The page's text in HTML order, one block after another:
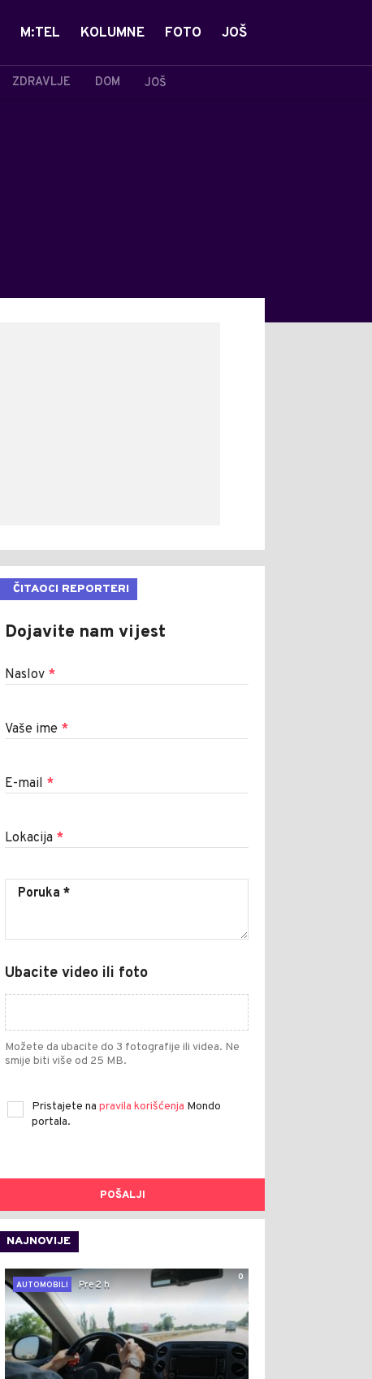
ZDRAVLJE DOM JOŠ
M:TEL KOLUMNE FOTO JOŠ
ČITAOCI REPORTERI
Dojavite nam vijest
Naslov *
Vaše ime *
E-mail *
Lokacija *
Ubacite video ili foto
Možete da ubacite do 3 fotografije ili videa. Ne
smije biti više od 25 MB.
Pristajete na pravila korišćenja Mondo
portala.
POŠALJI
NAJNOVIJE
0
AUTOMOBILI
Pre 2 h